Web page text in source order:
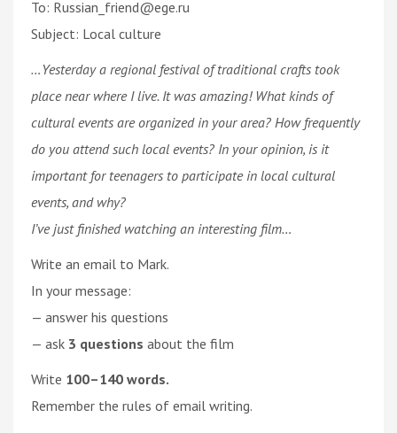
To: Russian_friend@ege.ru
Subject: Local culture
…Yesterday a regional festival of traditional crafts took
place near where I live. It was amazing! What kinds of
cultural events are organized in your area? How frequently
do you attend such local events? In your opinion, is it
important for teenagers to participate in local cultural
events, and why?
I’ve just finished watching an interesting film…
Write an email to Mark.
In your message:
— answer his questions
— ask 3 questions about the film
Write 100–140 words.
Remember the rules of email writing.